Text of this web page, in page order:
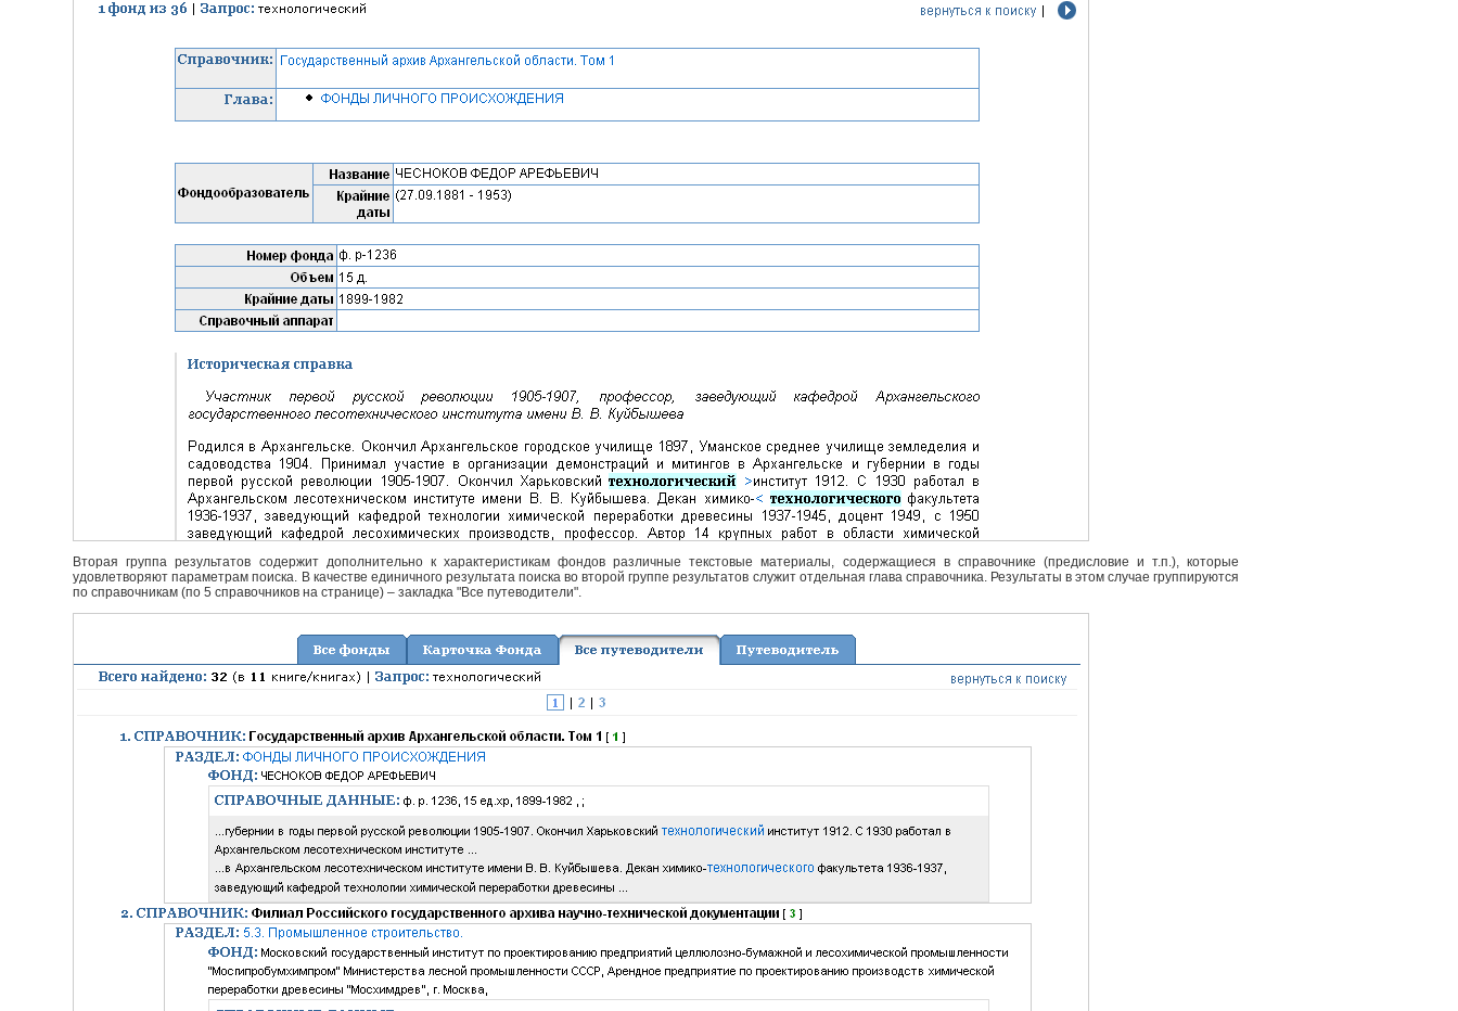
Вторая группа результатов содержит дополнительно к характеристикам фондов различные текстовые материалы, содержащиеся в справочнике (предисловие и т.п.), которые
удовлетворяют параметрам поиска. В качестве единичного результата поиска во второй группе результатов служит отдельная глава справочника. Результаты в этом случае группируются
по справочникам (по 5 справочников на странице) – закладка "Все путеводители".